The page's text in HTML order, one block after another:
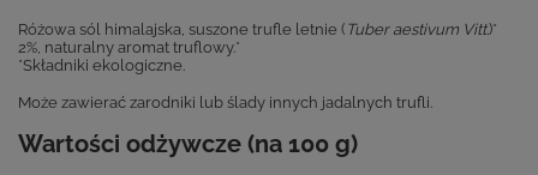
Różowa sól himalajska, suszone trufle letnie ( Tuber aestivum Vitt.)*
2%, naturalny aromat truflowy.*
*Składniki ekologiczne.
Może zawierać zarodniki lub ślady innych jadalnych trufli.
Wartości odżywcze (na 100 g)